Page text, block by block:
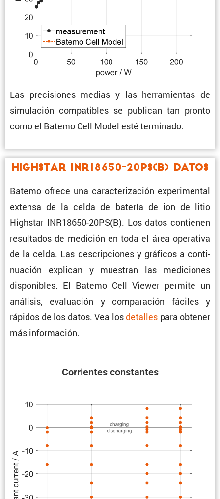
Las preci­siones medias y las herra­mientas de
simula­ción compa­ti­bles se publican tan pronto
como el Batemo Cell Model esté terminado.
Highstar INR18650-20PS(B) Datos
Batemo ofrece una carac­te­ri­za­ción experi­mental
extensa de la celda de batería de ion de litio
Highstar INR18650-20PS(B). Los datos contienen
resul­tados de medición en toda el área opera­tiva
de la celda. Las descrip­ciones y gráficos a conti­
nua­ción explican y muestran las mediciones
dispo­ni­bles. El Batemo Cell Viewer permite un
análisis, evalua­ción y compa­ra­ción fáciles y
rápidos de los datos. Vea losdetalles para obtener
más información.
Corrientes constantes